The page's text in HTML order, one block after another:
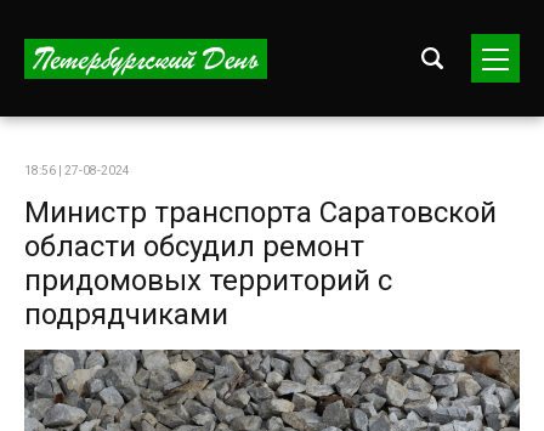
18:56 | 27-08-2024
Министр транспорта Саратовской
области обсудил ремонт
придомовых территорий с
подрядчиками